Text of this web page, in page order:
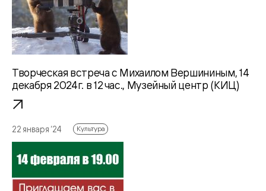
Творческая встреча с Михаилом Вершининым, 14
декабря 2024г. в 12 час., Музейный центр (КИЦ)
22 января ‘24 Культура